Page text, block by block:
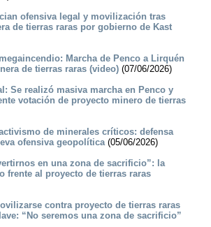
ofensiva legal y movilización tras
de tierras raras por gobierno de Kast
Marcha de Penco a Lirquén
de tierras raras (video) (07/06/2026)
Se realizó masiva marcha en Penco y
votación de proyecto minero de tierras
de minerales críticos: defensa
ofensiva geopolítica(05/06/2026)
en una zona de sacrificio”: la
frente al proyecto de tierras raras
contra proyecto de tierras raras
“No seremos una zona de sacrificio”